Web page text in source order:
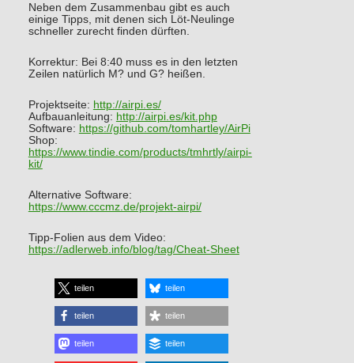
Neben dem Zusammenbau gibt es auch
einige Tipps, mit denen sich Löt-Neulinge
schneller zurecht finden dürften.
Korrektur: Bei 8:40 muss es in den letzten
Zeilen natürlich M? und G? heißen.
Projektseite: http://airpi.es/
Aufbauanleitung: http://airpi.es/kit.php
Software: https://github.com/tomhartley/AirPi
Shop:
https://www.tindie.com/products/tmhrtly/airpi-
kit/
Alternative Software:
https://www.cccmz.de/projekt-airpi/
Tipp-Folien aus dem Video:
https://adlerweb.info/blog/tag/Cheat-Sheet
teilen teilen
teilen teilen
teilen teilen